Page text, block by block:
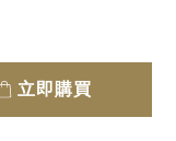
立即購買